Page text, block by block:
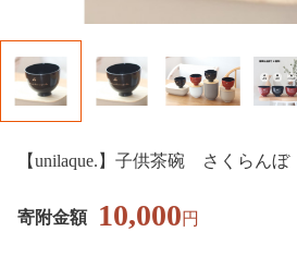
寄附金額 10,000円